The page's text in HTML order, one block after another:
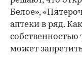
Белое»,
аптеки в ряд.
собственностью
может